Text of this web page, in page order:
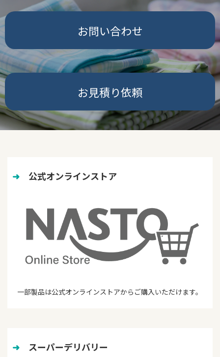
お問い合わせ
お見積り依頼
➜ 公式オンラインストア
一部製品は公式オンラインストアからご購入いただけます。
➜ スーパーデリバリー